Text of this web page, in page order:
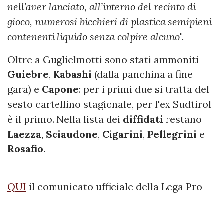
nell’aver lanciato, all’interno del recinto di
gioco, numerosi bicchieri di plastica semipieni
contenenti liquido senza colpire alcuno".
Oltre a Guglielmotti sono stati ammoniti
Guiebre, Kabashi (dalla panchina a fine
gara) e Capone: per i primi due si tratta del
sesto cartellino stagionale, per l'ex Sudtirol
è il primo. Nella lista dei diffidati restano
Laezza, Sciaudone, Cigarini, Pellegrini e
Rosafio.
QUI il comunicato ufficiale della Lega Pro